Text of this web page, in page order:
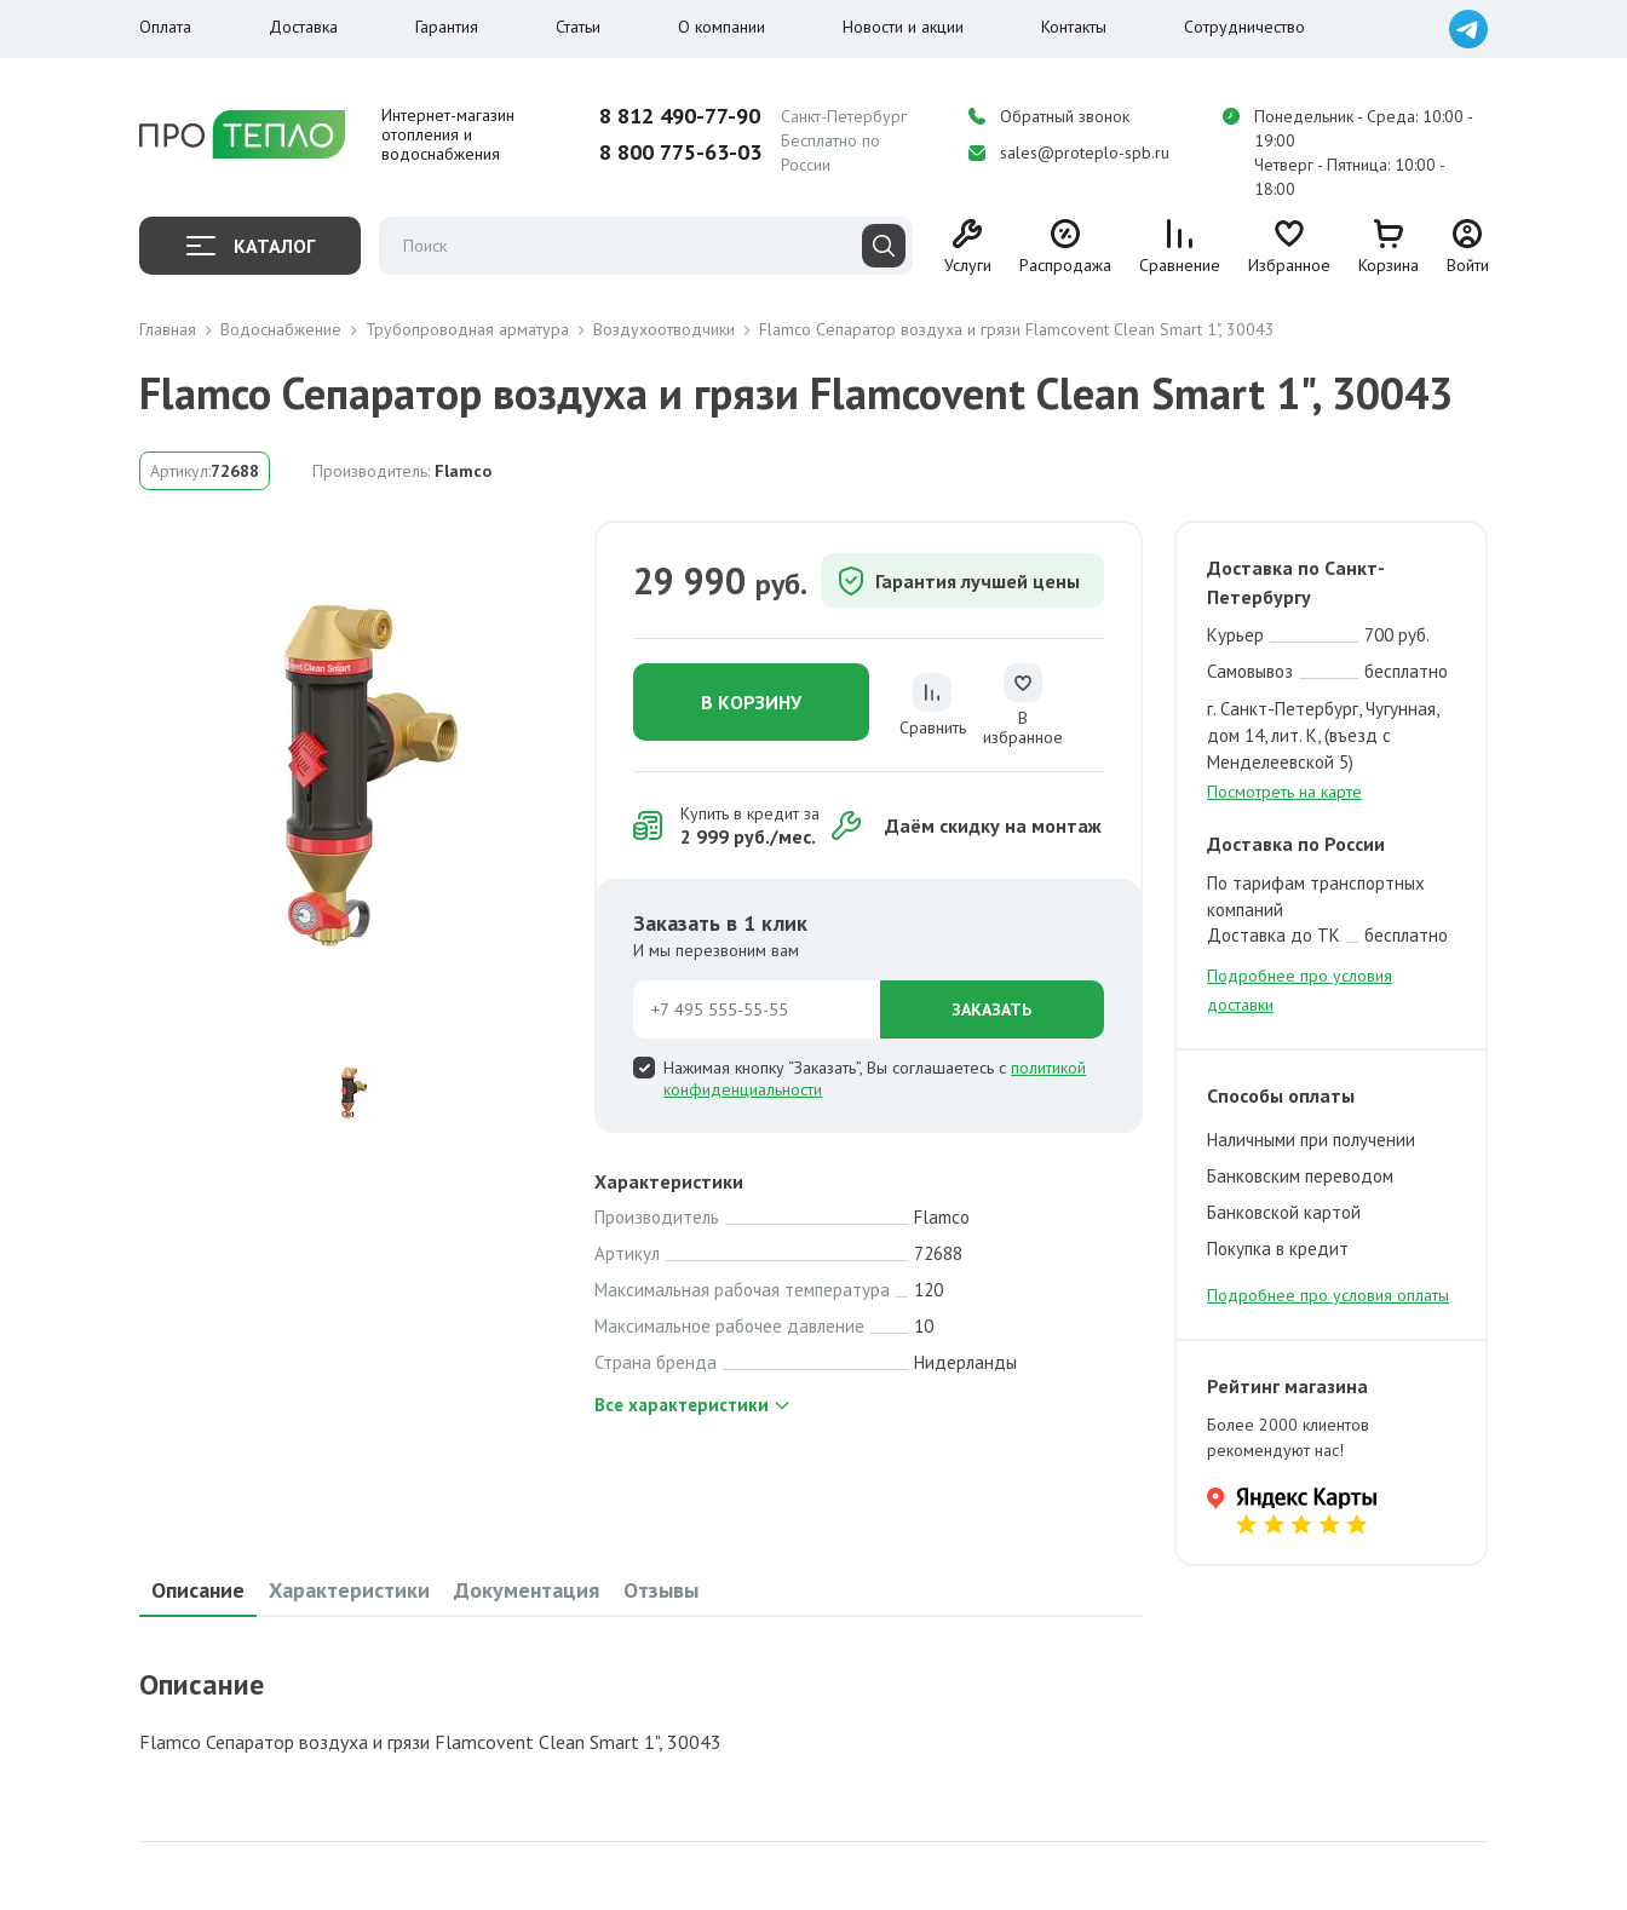
Оплата Доставка Гарантия Статьи О компании Новости и акции Контакты Сотрудничество
Интернет-магазин
отопления и
водоснабжения
8 812 490-77-90 Санкт-Петербург
8 800 775-63-03
Бесплатно по
России
Обратный звонок
sales@proteplo-spb.ru
Понедельник - Среда: 10:00 -
19:00
Четверг - Пятница: 10:00 -
18:00
КАТАЛОГ
Услуги Распродажа Сравнение Избранное Корзина Войти
Главная Водоснабжение Трубопроводная арматура Воздухоотводчики Flamco Сепаратор воздуха и грязи Flamcovent Clean Smart 1", 30043
Flamco Сепаратор воздуха и грязи Flamcovent Clean Smart 1", 30043
Артикул:72688 Производитель: Flamco
29 990 руб. Гарантия лучшей цены
В КОРЗИНУ
Сравнить
В
избранное
Купить в кредит за
2 999 руб./мес. Даём скидку на монтаж
Заказать в 1 клик
И мы перезвоним вам
ЗАКАЗАТЬ
Нажимая кнопку “Заказать”, Вы соглашаетесь сполитикой
конфиденциальности
Характеристики
Производитель
Flamco
Артикул
72688
Максимальная рабочая температура
120
Максимальное рабочее давление
10
Страна бренда
Нидерланды
Все характеристики
Доставка по Санкт-
Петербургу
Курьер
700 руб.
Самовывоз
бесплатно
г. Санкт-Петербург, Чугунная,
дом 14, лит. К, (въезд с
Менделеевской 5)
Посмотреть на карте
Доставка по России
По тарифам транспортных
компаний
Доставка до ТК
бесплатно
Подробнее про условия
доставки
Способы оплаты
Наличными при получении
Банковским переводом
Банковской картой
Покупка в кредит
Подробнее про условия оплаты
Рейтинг магазина
Более 2000 клиентов
рекомендуют нас!
Описание Характеристики Документация Отзывы
Описание
Flamco Сепаратор воздуха и грязи Flamcovent Clean Smart 1", 30043